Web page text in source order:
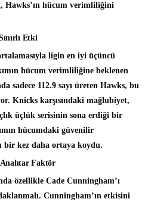
Hawks’ın hücum verimliliğini
Etki
ligin en iyi üçüncü
hücum verimliliğine beklenen
sadece 112.9 sayı üreten Hawks, bu
Knicks karşısındaki mağlubiyet,
üçlük serisinin sona erdiği bir
hücumdaki güvenilir
bir kez daha ortaya koydu.
Anahtar Faktör
özellikle Cade Cunningham’ı
Cunningham’ın etkisini